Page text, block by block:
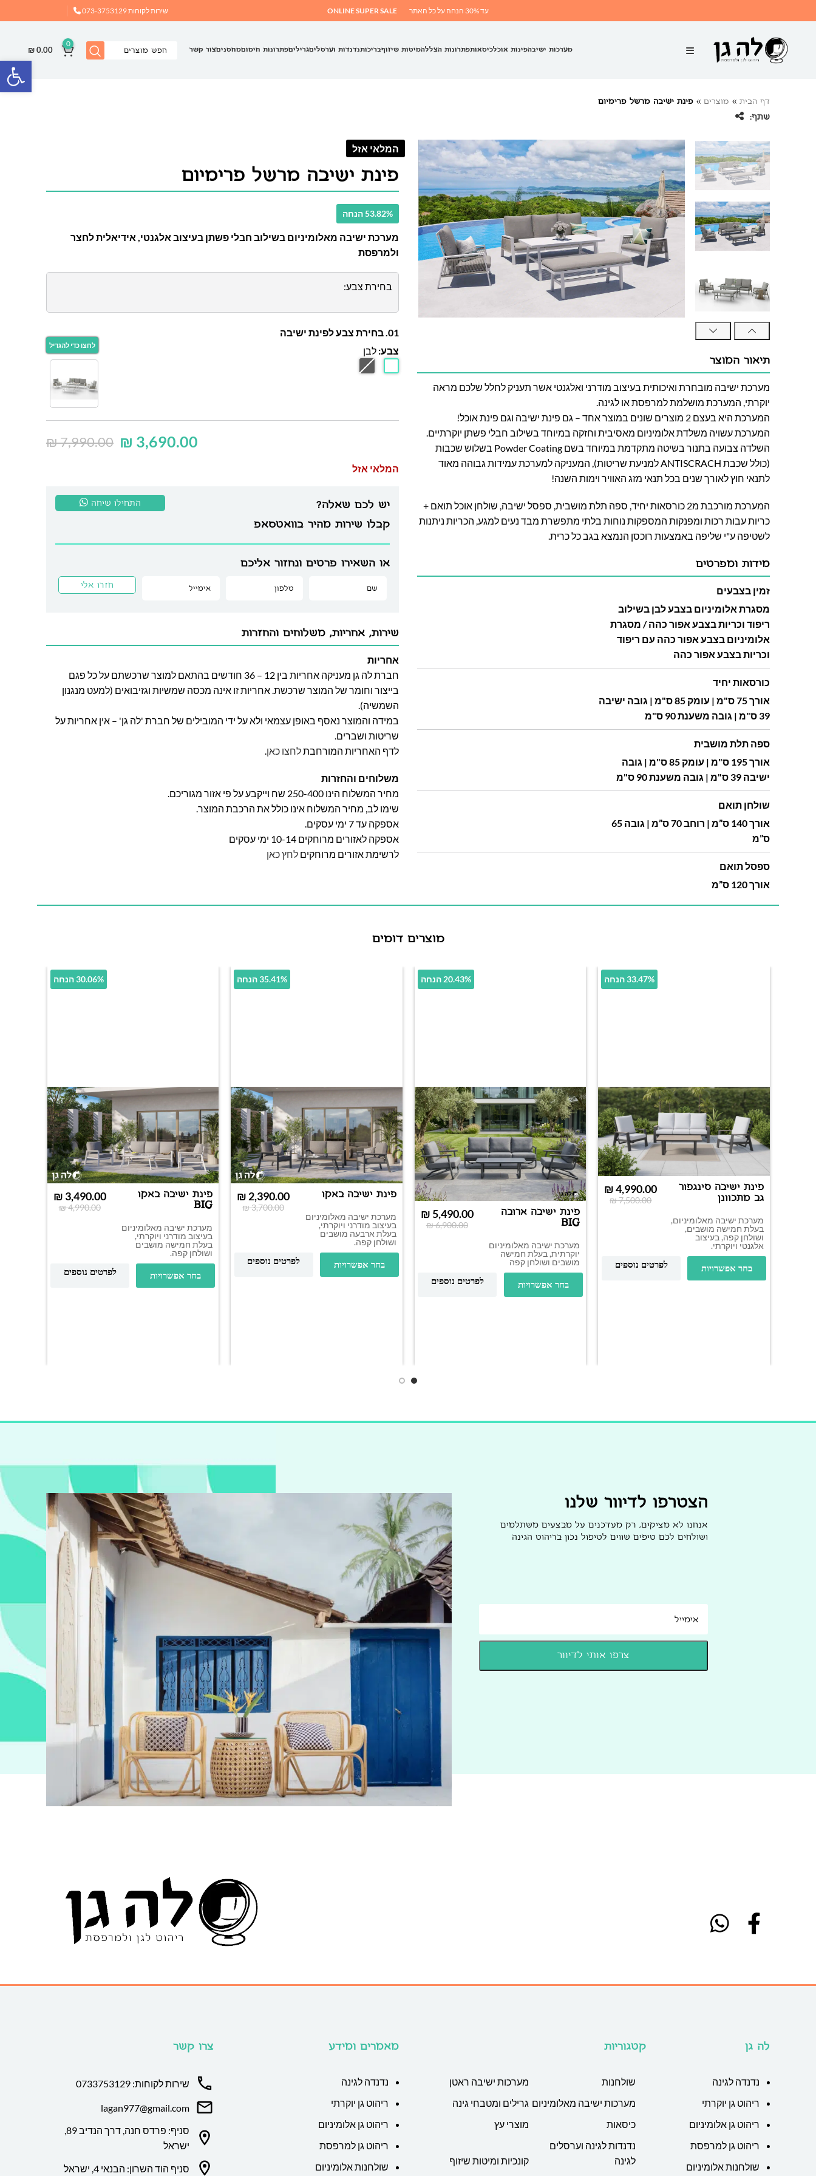
עד 30% הנחה על כל האתר ONLINE SUPER SALE שירות לקוחות073-3753129
מערכות ישיבהפינות אוכלכיסאותפתרונות הצללהמיטות שיזוףבריכותנדנדות וערסליםגריליםפתרונות חימוםמחסניםצור קשר
0
₪0.00
דף הבית » מוצרים » פינת ישיבה מרשל פרימיום
שתף:
תיאור המוצר
מערכת ישיבה מובחרת ואיכותית בעיצוב מודרני ואלגנטי אשר תעניק לחלל שלכם מראה
יוקרתי, המערכת מושלמת למרפסת או לגינה.
המערכת היא בעצם 2 מוצרים שונים במוצר אחד – גם פינת ישיבה וגם פינת אוכל!
המערכת עשויה משלדת אלומיניום מאסיבית וחזקה במיוחד בשילוב חבלי פשתן יוקרתיים.
השלדה צבועה בתנור בשיטה מתקדמת במיוחד בשם Powder Coating בשלוש שכבות
(כולל שכבת ANTISCRACH למניעת שריטות), המעניקה למערכת עמידות גבוהה
מאוד
לתנאי חוץ לאורך שנים בכל תנאי מזג האוויר וימות השנה!
המערכת מורכבת מ2 כורסאות יחיד, ספה תלת מושבית, ספסל ישיבה, שולחן אוכל תואם +
כריות עבות רכות ומפנקות המספקות נוחות בלתי מתפשרת מבד נעים למגע, הכריות ניתנות
לשטיפה ע"י שליפה באמצעות רוכסן הנמצא בגב כל כרית.
מידות ומפרטים
זמין בצבעים
מסגרת אלומיניום בצבע לבן בשילוב
ריפוד וכריות בצבע אפור כהה / מסגרת
אלומיניום בצבע אפור כהה עם ריפוד
וכריות בצבע אפור כהה
כורסאות יחיד
אורך 75 ס"מ | עומק 85 ס"מ | גובה ישיבה
39 ס"מ | גובה משענת 90 ס"מ
ספה תלת מושבית
אורך 195 ס"מ | עומק 85 ס"מ | גובה
ישיבה 39 ס"מ | גובה משענת 90 ס"מ
שולחן תואם
אורך 140 ס”מ | רוחב 70 ס”מ | גובה 65
ס”מ
ספסל תואם
אורך 120 ס”מ
המלאי אזל
פינת ישיבה מרשל פרימיום
53.82% הנחה
מערכת ישיבה מאלומיניום בשילוב חבלי פשתן בעיצוב אלגנטי, אידיאלית לחצר
ולמרפסת
בחירת צבע:
01. בחירת צבע לפינת ישיבה
צבע: לבן
₪7,990.00 ₪ 3,690.00
המלאי אזל
יש לכם שאלה?
קבלו שירות מהיר בוואטסאפ
התחילו שיחה
או השאירו פרטים ונחזור אליכם
שירות, אחריות, משלוחים והחזרות
אחריות
חברת לה גן מעניקה אחריות בין 12 – 36 חודשים בהתאם למוצר שרכשתם על כל פגם
בייצור וחומר של המוצר שרכשת. אחריות זו אינה מכסה שמשיות וגזיבואים (למעט מנגנון
השמשיה).
במידה והמוצר נאסף באופן עצמאי ולא על ידי המובילים של חברת 'לה גן' – אין אחריות על
שריטות ושברים.
לדף האחריות המורחבתלחצו כאן.
משלוחים והחזרות
מחיר המשלוח הינו 250-400 שח וייקבע על פי אזור מגוריכם.
שימו לב, מחיר המשלוח אינו כולל את הרכבת המוצר.
אספקה עד 7 ימי עסקים.
אספקה לאזורים מרוחקים 10-14 ימי עסקים
לרשימת אזורים מרוחקים לחץ כאן
מוצרים דומים
33.47% הנחה
פינת ישיבה סינגפור
גב מתכוונן
מערכת ישיבה מאלומיניום,
בעלת חמישה מושבים,
ושולחן קפה, בעיצוב
אלגנטי ויוקרתי.
₪7,500.00
₪4,990.00
בחר אפשרויות לפרטים נוספים
20.43% הנחה
פינת ישיבה ארובה
BIG
מערכת ישיבה מאלומיניום
יוקרתית, בעלת חמישה
מושבים ושולחן קפה
₪6,900.00
₪5,490.00
בחר אפשרויות לפרטים נוספים
35.41% הנחה
פינת ישיבה באקו
מערכת ישיבה מאלומיניום
בעיצוב מודרני ויוקרתי,
בעלת ארבעה מושבים
ושולחן קפה.
₪3,700.00
₪ 2,390.00
בחר אפשרויות לפרטים נוספים
30.06% הנחה
פינת ישיבה באקו
BIG
מערכת ישיבה מאלומיניום
בעיצוב מודרני ויוקרתי,
בעלת חמישה מושבים
ושולחן קפה.
₪4,990.00
₪ 3,490.00
בחר אפשרויות לפרטים נוספים
הצטרפו לדיוור שלנו
אנחנו לא מציקים, רק מעדכנים על מבצעים משתלמים
ושולחים לכם טיפים שווים לטיפול נכון בריהוט הגינה
לה גן
נדנדה לגינה
ריהוט גן יוקרתי
ריהוט גן אלומיניום
ריהוט גן למרפסת
שולחנות אלומיניום
קטגוריות
שולחנות
מערכות ישיבה ראטן
מערכות ישיבה מאלומיניום גרילים ומטבחי גינה
כיסאות
מוצרי עץ
נדנדות לגינה וערסלים
לגינה
קונכיות ומיטות שיזוף
מאמרים ומידע
נדנדה לגינה
ריהוט גן יוקרתי
ריהוט גן אלומיניום
ריהוט גן למרפסת
שולחנות אלומיניום
צרו קשר
שירות לקוחות: 0733753129
lagan977@gmail.com
סניף: פרדס חנה, דרך הנדיב 89,
ישראל
סניף הוד השרון: הבנאי 4, ישראל